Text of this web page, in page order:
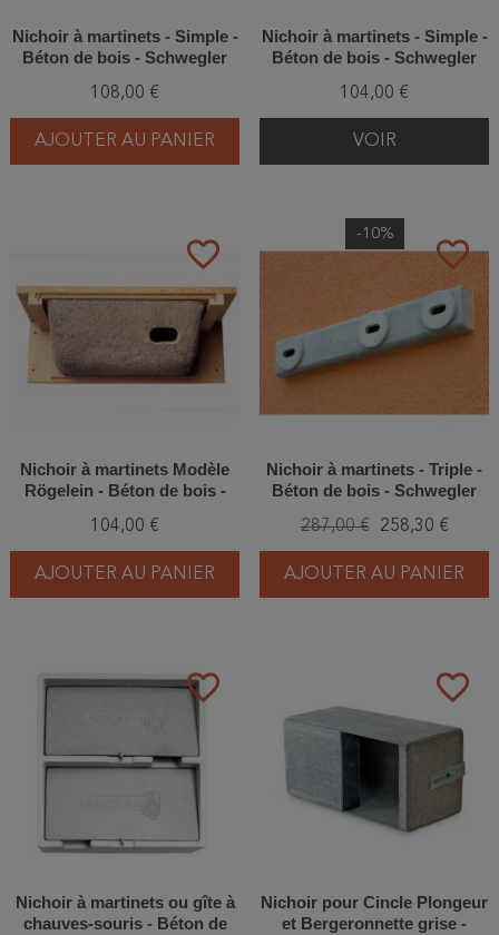
Nichoir à martinets - Simple -
Béton de bois - Schwegler
108,00 €
AJOUTER AU PANIER
Nichoir à martinets - Simple -
Béton de bois - Schwegler
104,00 €
VOIR
favorite_border
Nichoir à martinets Modèle
Rögelein - Béton de bois -
104,00 €
AJOUTER AU PANIER
favorite_border
-10%
Nichoir à martinets - Triple -
Béton de bois - Schwegler
287,00 € 258,30 €
AJOUTER AU PANIER
favorite_border
Nichoir à martinets ou gîte à
chauves-souris - Béton de
favorite_border
Nichoir pour Cincle Plongeur
et Bergeronnette grise -